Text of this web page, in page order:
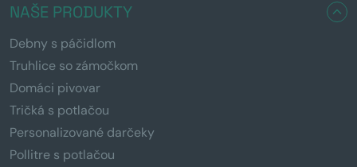
NAŠE PRODUKTY
Debny s páčidlom
Truhlice so zámočkom
Domáci pivovar
Tričká s potlačou
Personalizované darčeky
Pollitre s potlačou